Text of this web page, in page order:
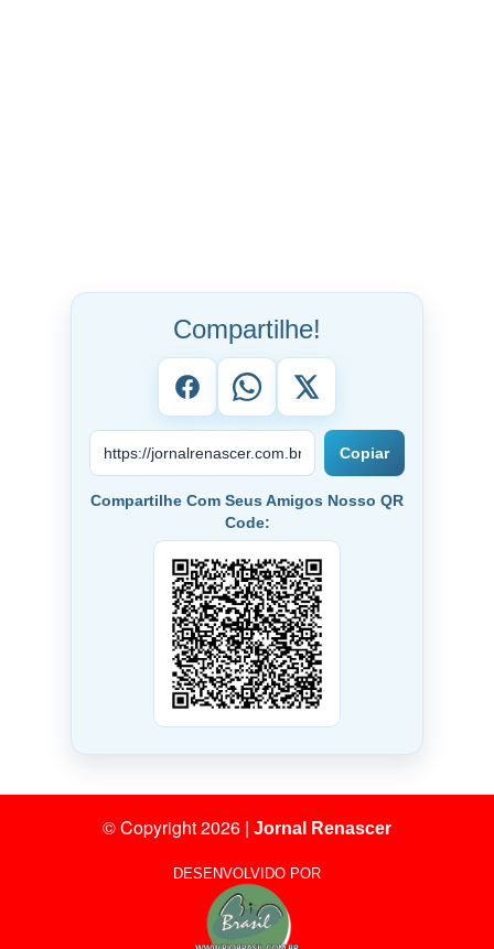
Compartilhe!
Copiar
Compartilhe Com Seus Amigos Nosso QR
Code:
© Copyright 2026 | Jornal Renascer
DESENVOLVIDO POR